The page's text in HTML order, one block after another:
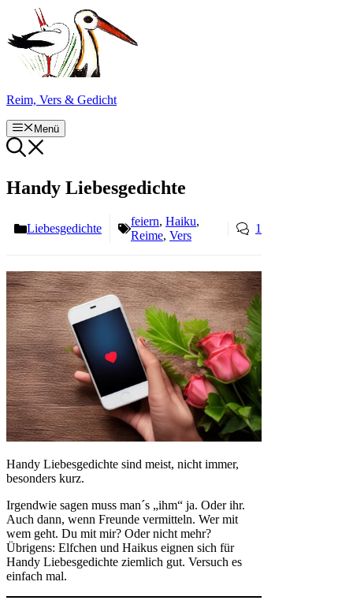
springen
Reim, Vers & Gedicht
Menü
Handy Liebesgedichte
Liebesgedichte
feiern, Haiku,
Reime, Vers
1
Handy Liebesgedichte sind meist, nicht immer,
besonders kurz.
Irgendwie sagen muss man´s „ihm“ ja. Oder ihr.
Auch dann, wenn Freunde vermitteln. Wer mit
wem geht. Du mit mir? Oder nicht mehr?
Übrigens: Elfchen und Haikus eignen sich für
Handy Liebesgedichte ziemlich gut. Versuch es
einfach mal.